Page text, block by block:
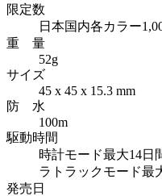
限定数
日本国内各カラー
重 量
52g
サイズ
45 x 45 x 15.3 mm
防 水
100m
駆動時間
時計モード最大14日
ラトラックモード最
発売日